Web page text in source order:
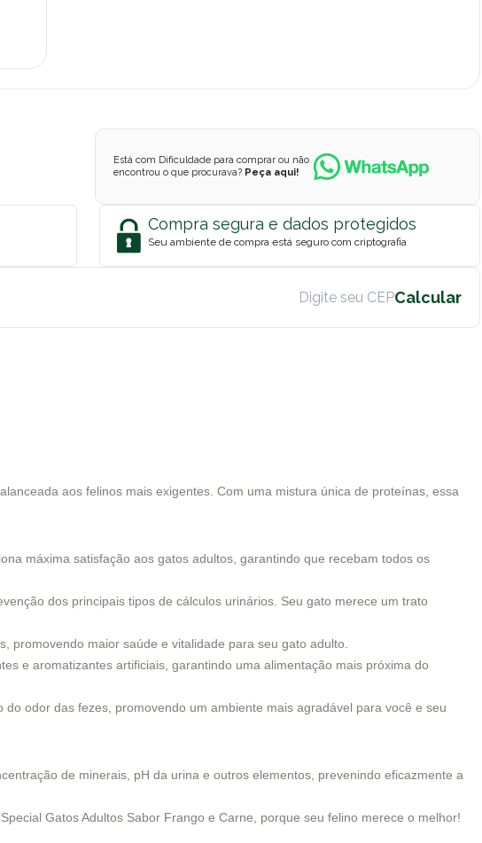
Está com Dificuldade para comprar ou não
encontrou o que procurava? Peça aqui!
Compra segura e dados protegidos
Seu ambiente de compra está seguro com criptografia
aos felinos mais exigentes. Com uma mistura única de proteínas, essa
máxima satisfação aos gatos adultos, garantindo que recebam todos os
dos principais tipos de cálculos urinários. Seu gato merece um trato
promovendo maior saúde e vitalidade para seu gato adulto.
e aromatizantes artificiais, garantindo uma alimentação mais próxima do
odor das fezes, promovendo um ambiente mais agradável para você e seu
de minerais, pH da urina e outros elementos, prevenindo eficazmente a
Gatos Adultos Sabor Frango e Carne, porque seu felino merece o melhor!